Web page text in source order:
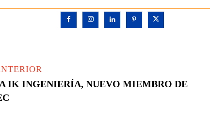
IK INGENIERÍA, NUEVO MIEMBRO DE